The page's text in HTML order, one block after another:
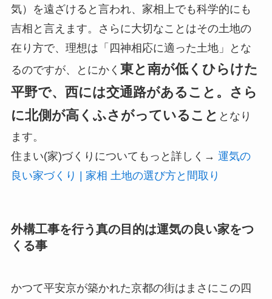
気）を遠ざけると言われ、家相上でも科学的にも
吉相と言えます。さらに大切なことはその土地の
在り方で、理想は「四神相応に適った土地」とな
るのですが、とにかく 東と南が低くひらけた
平野で、西には交通路があること。さら
に北側が高くふさがっていること となり
ます。
住まい(家)づくりについてもっと詳しく→ 運気の
良い家づくり | 家相 土地の選び方と間取り
外構工事を行う真の目的は運気の良い家をつ
くる事
かつて平安京が築かれた京都の街はまさにこの四